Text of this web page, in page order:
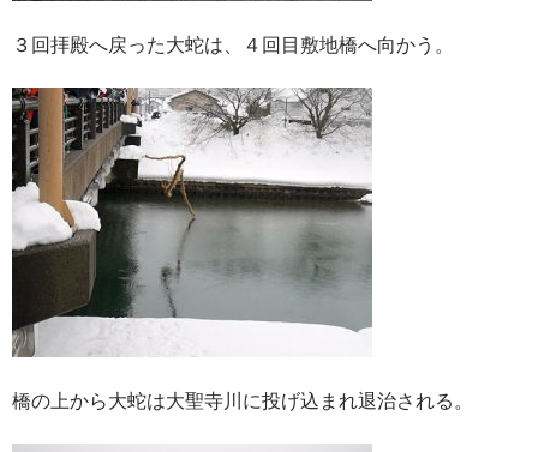
３回拝殿へ戻った大蛇は、４回目敷地橋へ向かう。
橋の上から大蛇は大聖寺川に投げ込まれ退治される。